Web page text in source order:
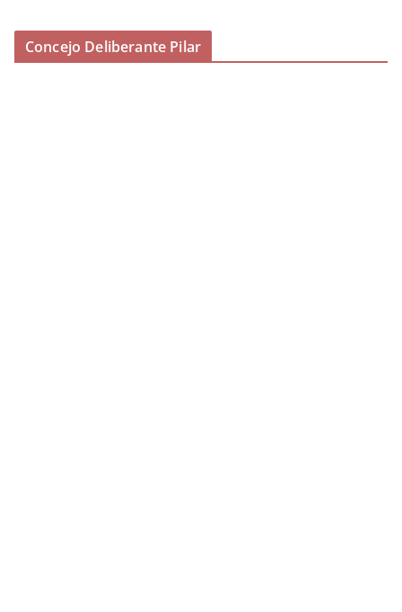
Concejo Deliberante Pilar